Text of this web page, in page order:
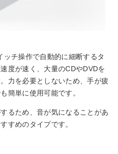
チ操作で自動的に細断するタ
度が速く、大量のCDやDVDを
力を必要としないため、手が疲
簡単に使用可能です。
るため、音が気になることがあ
すめのタイプです。